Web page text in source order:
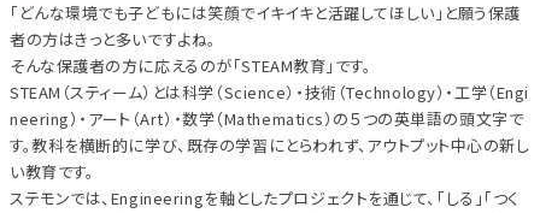
「どんな環境でも子どもには笑顔でイキイキと活躍してほしい」と願う保護
者の方はきっと多いですよね。
そんな保護者の方に応えるのが「STEAM教育」です。
STEAM（スティーム）とは科学（Science）・技術（Technology）・工学（Engi
neering）・アート（Art）・数学（Mathematics）の５つの英単語の頭文字で
す。教科を横断的に学び、既存の学習にとらわれず、アウトプット中心の新し
い教育です。
ステモンでは、Engineeringを軸としたプロジェクトを通じて、「しる」「つく